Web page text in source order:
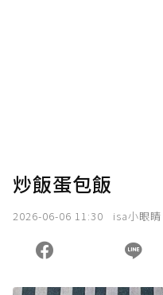
炒飯蛋包飯
2026-06-06 11:30 isa小眼睛